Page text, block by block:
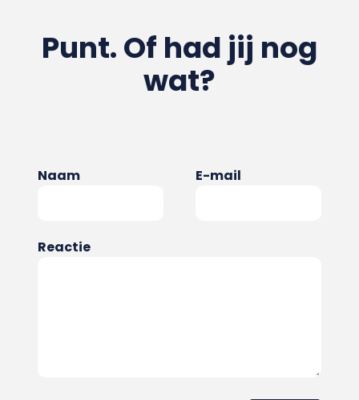
Punt. Of had jij nog
wat?
Naam E-mail
Reactie